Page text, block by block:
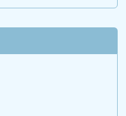
)第52屆甲班
)第52屆教師